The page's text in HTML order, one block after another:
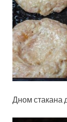
Дном стакана